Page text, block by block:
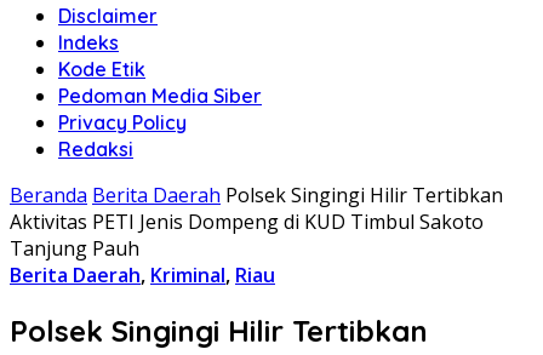
Disclaimer
Indeks
Kode Etik
Pedoman Media Siber
Privacy Policy
Redaksi
Beranda Berita Daerah Polsek Singingi Hilir Tertibkan
Aktivitas PETI Jenis Dompeng di KUD Timbul Sakoto
Tanjung Pauh
Berita Daerah, Kriminal, Riau
Polsek Singingi Hilir Tertibkan